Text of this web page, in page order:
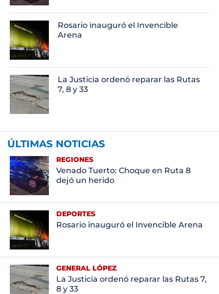
Rosario inauguró el Invencible
Arena
La Justicia ordenó reparar las Rutas
7, 8 y 33
ÚLTIMAS NOTICIAS
REGIONES
Venado Tuerto: Choque en Ruta 8
dejó un herido
DEPORTES
Rosario inauguró el Invencible Arena
GENERAL LÓPEZ
La Justicia ordenó reparar las Rutas 7,
8 y 33